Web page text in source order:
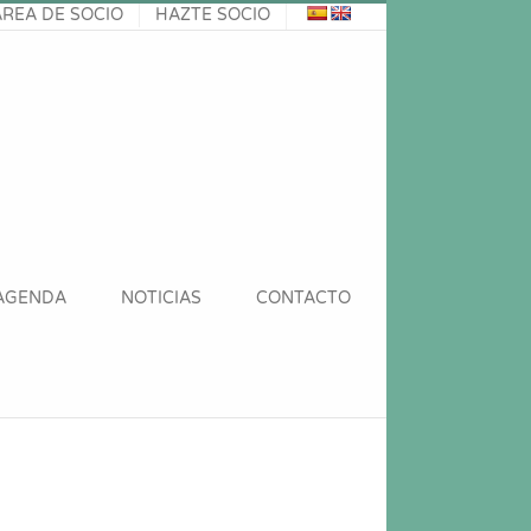
DE SOCIO HAZTE SOCIO
NOTICIAS CONTACTO